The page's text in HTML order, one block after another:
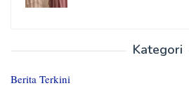
Kategori
Berita Terkini